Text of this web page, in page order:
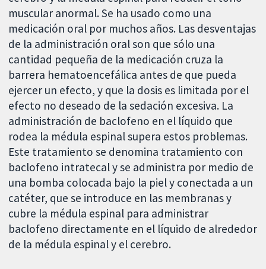
muscular anormal. Se ha usado como una
medicación oral por muchos años. Las desventajas
de la administración oral son que sólo una
cantidad pequeña de la medicación cruza la
barrera hematoencefálica antes de que pueda
ejercer un efecto, y que la dosis es limitada por el
efecto no deseado de la sedación excesiva. La
administración de baclofeno en el líquido que
rodea la médula espinal supera estos problemas.
Este tratamiento se denomina tratamiento con
baclofeno intratecal y se administra por medio de
una bomba colocada bajo la piel y conectada a un
catéter, que se introduce en las membranas y
cubre la médula espinal para administrar
baclofeno directamente en el líquido de alrededor
de la médula espinal y el cerebro.